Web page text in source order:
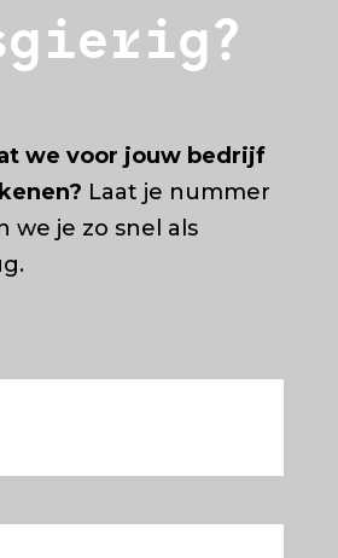
we voor jouw bedrijf
Laat je nummer
we je zo snel als